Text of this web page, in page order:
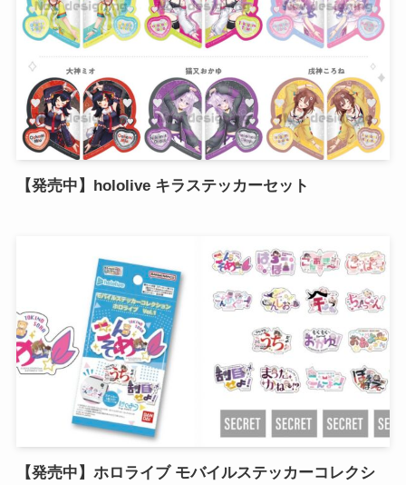
【発売中】hololive キラステッカーセット
【発売中】ホロライブ モバイルステッカーコレクシ